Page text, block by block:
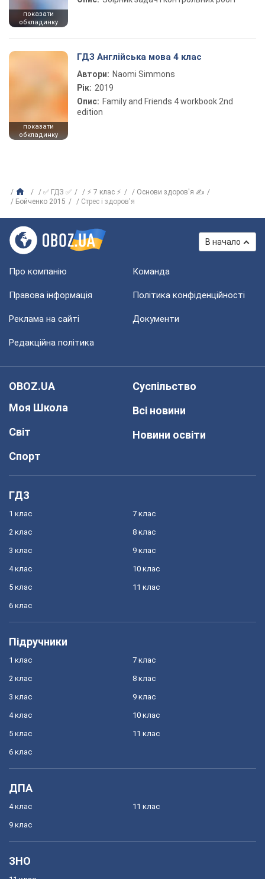
показати
обкладинку
показати
обкладинку
ГДЗ Англійська мова 4 клас
Автори: Naomi Simmons
Рік: 2019
Опис: Family and Friends 4 workbook 2nd
edition
✅ ГДЗ ✅ ⚡ 7 клас ⚡
Основи здоров'я ✍
Бойченко 2015
Стрес і здоров'я
В начало
Про компанію Команда
Правова інформація Політика конфіденційності
Реклама на сайті Документи
Редакційна політика
OBOZ.UA
Моя Школа
Світ
Спорт
Суспільство
Всі новини
Новини освіти
ГДЗ
1 клас
2 клас
3 клас
4 клас
5 клас
6 клас
7 клас
8 клас
9 клас
10 клас
11 клас
Підручники
1 клас
2 клас
3 клас
4 клас
5 клас
6 клас
7 клас
8 клас
9 клас
10 клас
11 клас
ДПА
4 клас
9 клас
11 клас
ЗНО